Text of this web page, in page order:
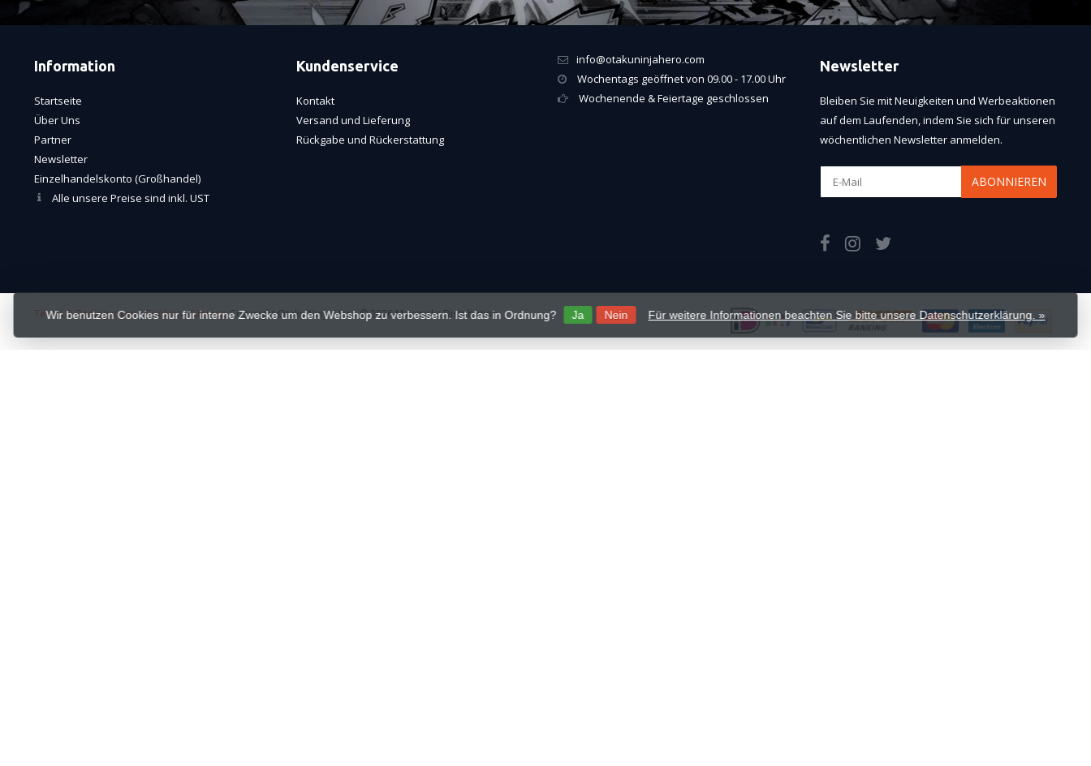
Information
Startseite
Über Uns
Partner
Newsletter
Einzelhandelskonto (Großhandel)
Alle unsere Preise sind inkl. UST
Kundenservice
Kontakt
Versand und Lieferung
Rückgabe und Rückerstattung
info@otakuninjahero.com
Wochentags geöffnet von 09.00 - 17.00 Uhr
Wochenende & Feiertage geschlossen
Newsletter
Bleiben Sie mit Neuigkeiten und Werbeaktionen
auf dem Laufenden, indem Sie sich für unseren
wöchentlichen Newsletter anmelden.
ABONNIEREN
Wir benutzen Cookies nur für interne Zwecke um den Webshop zu verbessern. Ist das in Ordnung? Ja Nein Für weitere Informationen beachten Sie bitte unsere Datenschutzerklärung. »
Terms & Bedingungen-Cookies-SitemapCopyright Otaku Ninja Hero © 2026 Mavericks Distribution